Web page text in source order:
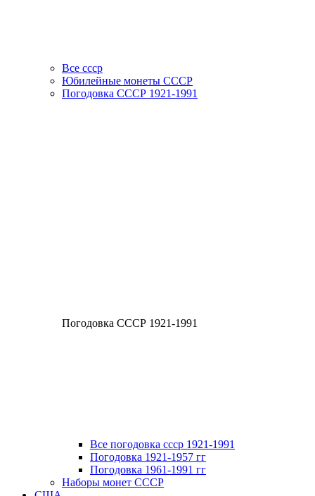
Все ссср
Юбилейные монеты СССР
Погодовка СССР 1921-1991
Погодовка СССР 1921-1991
Все погодовка ссср 1921-1991
Погодовка 1921-1957 гг
Погодовка 1961-1991 гг
Наборы монет СССР